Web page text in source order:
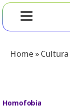
Home»Cultura
Homofobia